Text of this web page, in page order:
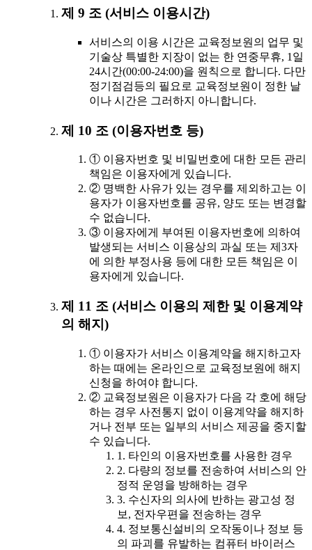
제 9 조 (서비스 이용시간)
서비스의 이용 시간은 교육정보원의 업무 및
기술상 특별한 지장이 없는 한 연중무휴, 1일
24시간(00:00-24:00)을 원칙으로 합니다. 다만
정기점검등의 필요로 교육정보원이 정한 날
이나 시간은 그러하지 아니합니다.
제 10 조 (이용자번호 등)
① 이용자번호 및 비밀번호에 대한 모든 관리
책임은 이용자에게 있습니다.
② 명백한 사유가 있는 경우를 제외하고는 이
용자가 이용자번호를 공유, 양도 또는 변경할
수 없습니다.
③ 이용자에게 부여된 이용자번호에 의하여
발생되는 서비스 이용상의 과실 또는 제3자
에 의한 부정사용 등에 대한 모든 책임은 이
용자에게 있습니다.
제 11 조 (서비스 이용의 제한 및 이용계약
의 해지)
① 이용자가 서비스 이용계약을 해지하고자
하는 때에는 온라인으로 교육정보원에 해지
신청을 하여야 합니다.
② 교육정보원은 이용자가 다음 각 호에 해당
하는 경우 사전통지 없이 이용계약을 해지하
거나 전부 또는 일부의 서비스 제공을 중지할
수 있습니다.
1. 타인의 이용자번호를 사용한 경우
2. 다량의 정보를 전송하여 서비스의 안
정적 운영을 방해하는 경우
3. 수신자의 의사에 반하는 광고성 정
보, 전자우편을 전송하는 경우
4. 정보통신설비의 오작동이나 정보 등
의 파괴를 유발하는 컴퓨터 바이러스